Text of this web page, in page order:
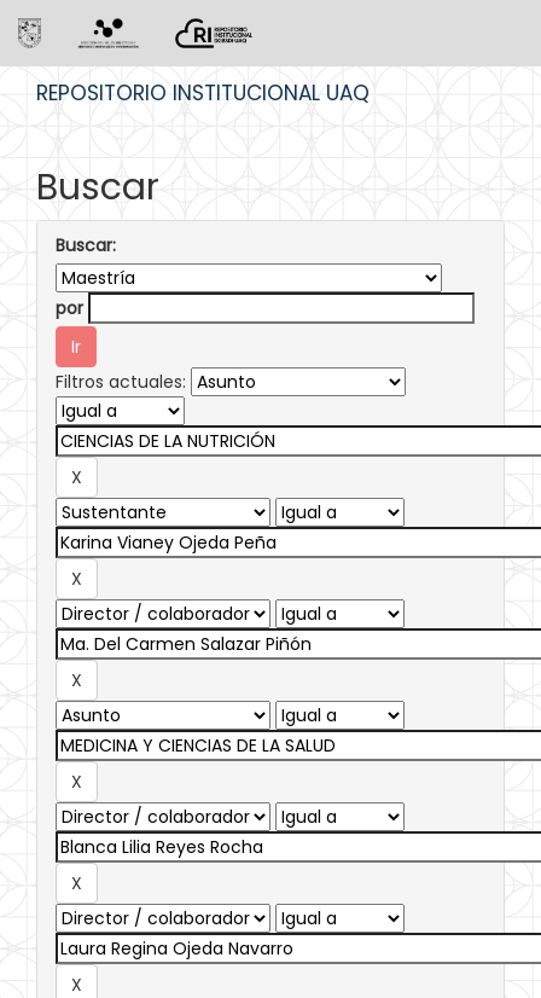
REPOSITORIO INSTITUCIONAL UAQ
Buscar
Buscar:
por
Filtros actuales: